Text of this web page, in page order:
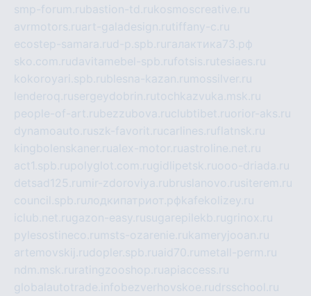
smp-forum.rubastion-td.rukosmoscreative.ru
avrmotors.ruart-galadesign.rutiffany-c.ru
ecostep-samara.rud-p.spb.ru галактика73.рф
sko.com.rudavitamebel-spb.rufotsis.rutesiaes.ru
kokoroyari.spb.rublesna-kazan.ru mossilver.ru
lenderoq.rusergeydobrin.rutochkazvuka.msk.ru
people-of-art.rubezzubova.ruclubtibet.ruorior-aks.ru
dynamoauto.ruszk-favorit.rucarlines.ruflatnsk.ru
kingbolenskaner.rualex-motor.ruastroline.net.ru
act1.spb.rupolyglot.com.rugidlipetsk.ruooo-driada.ru
detsad125.ru mir-zdoroviya.rubruslanovo.rusiterem.ru
council.spb.ruлодкипатриот.рфkafekolizey.ru
iclub.net.rugazon-easy.rusugarepilekb.rugrinox.ru
pylesostineco.ru msts-ozarenie.rukameryjooan.ru
artemovskij.rudopler.spb.ruaid70.ru metall-perm.ru
ndm.msk.ru ratingzooshop.ruapiaccess.ru
globalautotrade.info bezverhovskoe.rudrsschool.ru